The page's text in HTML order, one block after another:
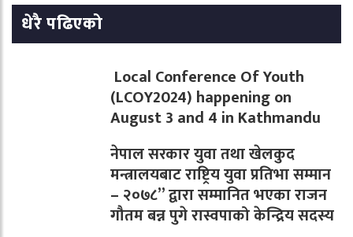
धेरै पढिएको
Local Conference Of Youth
(LCOY2024) happening on
August 3 and 4 in Kathmandu
नेपाल सरकार युवा तथा खेलकुद
मन्त्रालयबाट राष्ट्रिय युवा प्रतिभा सम्मान
– २०७८” द्वारा सम्मानित भएका राजन
गौतम बन्न पुगे रास्वपाको केन्द्रिय सदस्य